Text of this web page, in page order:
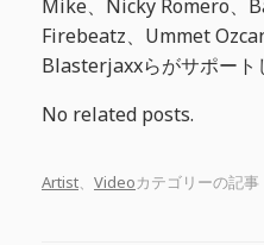
Mike、Nicky Romero、
Firebeatz、Ummet
Blasterjaxxらがサポート
No related posts.
Artist、 Videoカテゴリーの記事